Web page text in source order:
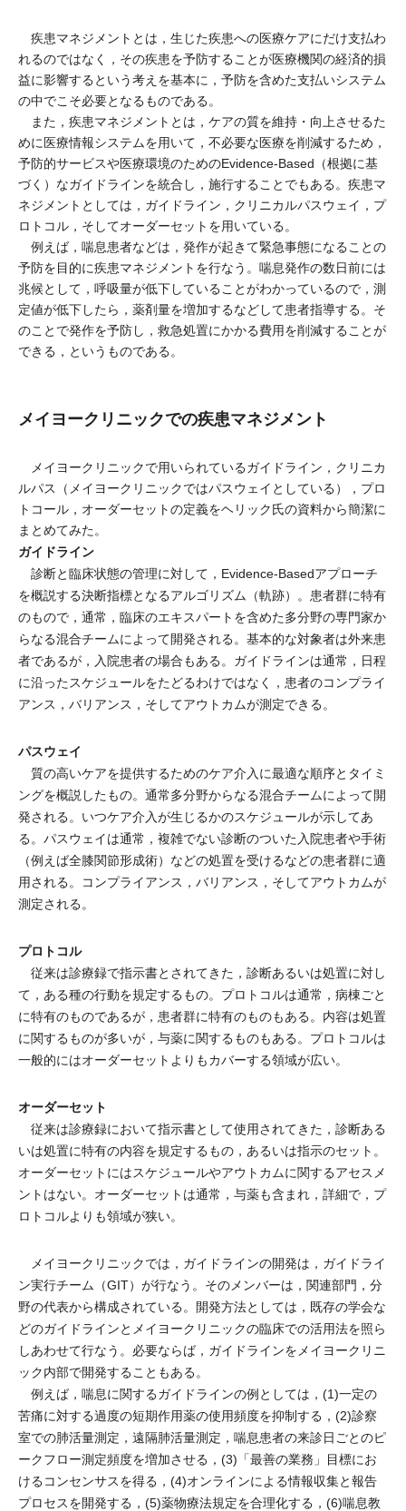
疾患マネジメントとは，生じた疾患への医療ケアにだけ支払わ
れるのではなく，その疾患を予防することが医療機関の経済的損
益に影響するという考えを基本に，予防を含めた支払いシステム
の中でこそ必要となるものである。
また，疾患マネジメントとは，ケアの質を維持・向上させるた
めに医療情報システムを用いて，不必要な医療を削減するため，
予防的サービスや医療環境のためのEvidence-Based（根拠に基
づく）なガイドラインを統合し，施行することでもある。疾患マ
ネジメントとしては，ガイドライン，クリニカルパスウェイ，プ
ロトコル，そしてオーダーセットを用いている。
例えば，喘息患者などは，発作が起きて緊急事態になることの
予防を目的に疾患マネジメントを行なう。喘息発作の数日前には
兆候として，呼吸量が低下していることがわかっているので，測
定値が低下したら，薬剤量を増加するなどして患者指導する。そ
のことで発作を予防し，救急処置にかかる費用を削減することが
できる，というものである。
メイヨークリニックでの疾患マネジメント
メイヨークリニックで用いられているガイドライン，クリニカ
ルパス（メイヨークリニックではパスウェイとしている），プロ
トコール，オーダーセットの定義をヘリック氏の資料から簡潔に
まとめてみた。
ガイドライン
診断と臨床状態の管理に対して，Evidence-Basedアプローチ
を概説する決断指標となるアルゴリズム（軌跡）。患者群に特有
のもので，通常，臨床のエキスパートを含めた多分野の専門家か
らなる混合チームによって開発される。基本的な対象者は外来患
者であるが，入院患者の場合もある。ガイドラインは通常，日程
に沿ったスケジュールをたどるわけではなく，患者のコンプライ
アンス，バリアンス，そしてアウトカムが測定できる。
パスウェイ
質の高いケアを提供するためのケア介入に最適な順序とタイミ
ングを概説したもの。通常多分野からなる混合チームによって開
発される。いつケア介入が生じるかのスケジュールが示してあ
る。パスウェイは通常，複雑でない診断のついた入院患者や手術
（例えば全膝関節形成術）などの処置を受けるなどの患者群に適
用される。コンプライアンス，バリアンス，そしてアウトカムが
測定される。
プロトコル
従来は診療録で指示書とされてきた，診断あるいは処置に対し
て，ある種の行動を規定するもの。プロトコルは通常，病棟ごと
に特有のものであるが，患者群に特有のものもある。内容は処置
に関するものが多いが，与薬に関するものもある。プロトコルは
一般的にはオーダーセットよりもカバーする領域が広い。
オーダーセット
従来は診療録において指示書として使用されてきた，診断ある
いは処置に特有の内容を規定するもの，あるいは指示のセット。
オーダーセットにはスケジュールやアウトカムに関するアセスメ
ントはない。オーダーセットは通常，与薬も含まれ，詳細で，プ
ロトコルよりも領域が狭い。
メイヨークリニックでは，ガイドラインの開発は，ガイドライ
ン実行チーム（GIT）が行なう。そのメンバーは，関連部門，分
野の代表から構成されている。開発方法としては，既存の学会な
どのガイドラインとメイヨークリニックの臨床での活用法を照ら
しあわせて行なう。必要ならば，ガイドラインをメイヨークリニ
ック内部で開発することもある。
例えば，喘息に関するガイドラインの例としては，(1)一定の
苦痛に対する過度の短期作用薬の使用頻度を抑制する，(2)診察
室での肺活量測定，遠隔肺活量測定，喘息患者の来診日ごとのピ
ークフロー測定頻度を増加させる，(3)「最善の業務」目標にお
けるコンセンサスを得る，(4)オンラインによる情報収集と報告
プロセスを開発する，(5)薬物療法規定を合理化する，(6)喘息教